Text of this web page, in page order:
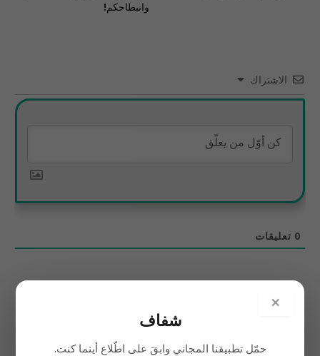
وانبطاحكم!
الاشتراك
0 تعليقات
×
شفاف
حمّل تطبيقنا المجاني وابقَ على اطّلاع أينما كنت.